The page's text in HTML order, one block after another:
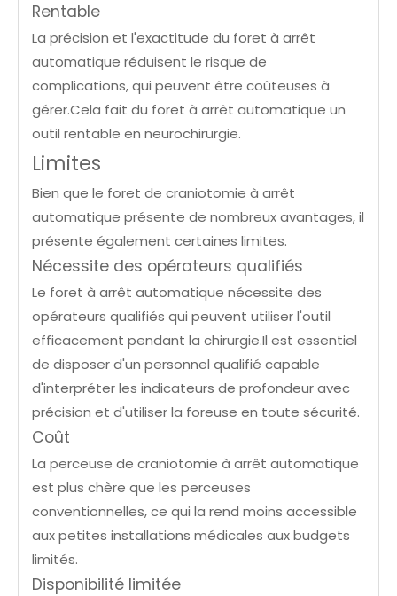
Rentable
La précision et l'exactitude du foret à arrêt
automatique réduisent le risque de
complications, qui peuvent être coûteuses à
gérer.Cela fait du foret à arrêt automatique un
outil rentable en neurochirurgie.
Limites
Bien que le foret de craniotomie à arrêt
automatique présente de nombreux avantages, il
présente également certaines limites.
Nécessite des opérateurs qualifiés
Le foret à arrêt automatique nécessite des
opérateurs qualifiés qui peuvent utiliser l'outil
efficacement pendant la chirurgie.Il est essentiel
de disposer d'un personnel qualifié capable
d'interpréter les indicateurs de profondeur avec
précision et d'utiliser la foreuse en toute sécurité.
Coût
La perceuse de craniotomie à arrêt automatique
est plus chère que les perceuses
conventionnelles, ce qui la rend moins accessible
aux petites installations médicales aux budgets
limités.
Disponibilité limitée